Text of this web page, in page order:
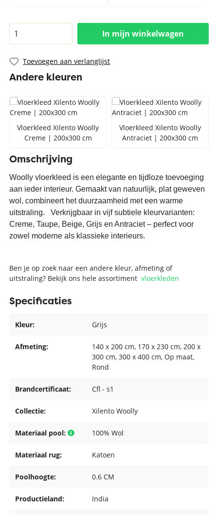
In mijn winkelwagen
Toevoegen aan verlanglijst
Andere kleuren
Vloerkleed Xilento Woolly
Creme | 200x300 cm
Vloerkleed Xilento Woolly
Antraciet | 200x300 cm
Omschrijving
Woolly vloerkleed is een elegante en tijdloze toevoeging
aan ieder interieur. Gemaakt van natuurlijk, plat geweven
wol, combineert het duurzaamheid met een warme
uitstraling. Verkrijgbaar in vijf subtiele kleurvarianten:
Creme, Taupe, Beige, Grijs en Antraciet – perfect voor
zowel moderne als klassieke interieurs.
Ben je op zoek naar een andere kleur, afmeting of
uitstraling? Bekijk ons hele assortimentvloerkleden
Specificaties
Kleur: Grijs
Afmeting: 140 x 200 cm, 170 x 230 cm, 200 x
300 cm, 300 x 400 cm, Op maat,
Rond
Brandcertificaat: Cfl - s1
Collectie: Xilento Woolly
Materiaal pool: 100% Wol
Materiaal rug: Katoen
Poolhoogte: 0.6 CM
Productieland: India